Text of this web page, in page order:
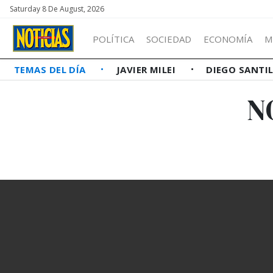
Saturday 8 De August, 2026
POLÍTICA SOCIEDAD ECONOMÍA
TEMAS DEL DÍA JAVIER MILEI DIEGO